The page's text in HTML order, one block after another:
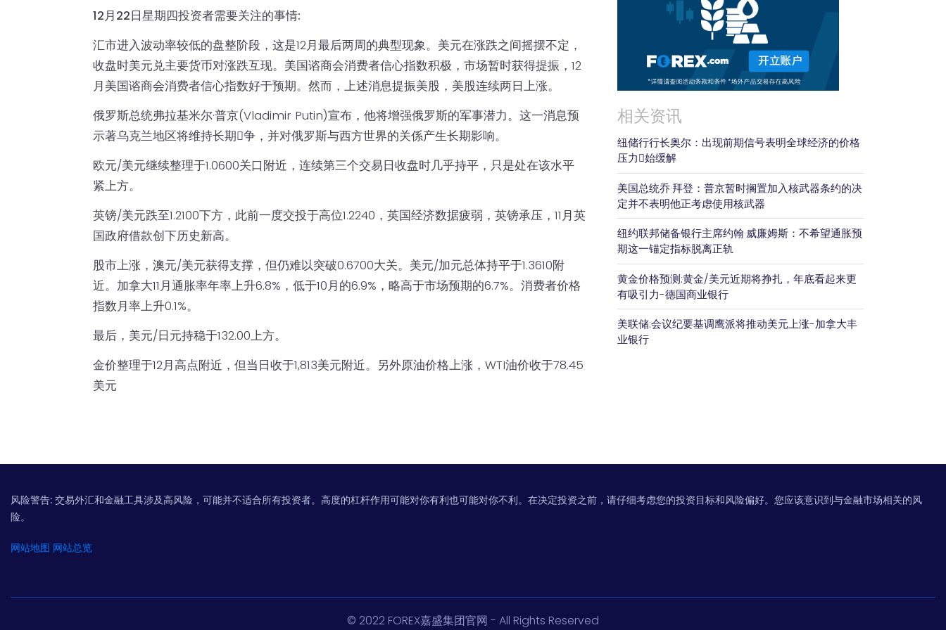
12月22日星期四投资者需要关注的事情:
汇市进入波动率较低的盘整阶段，这是12月最后两周的典型现象。美元在涨跌之间摇摆不定，
收盘时美元兑主要货币对涨跌互现。美国谘商会消费者信心指数积极，市场暂时获得提振，12
月美国谘商会消费者信心指数好于预期。然而，上述消息提振美股，美股连续两日上涨。
俄罗斯总统弗拉基米尔·普京(Vladimir Putin)宣布，他将增强俄罗斯的军事潜力。这一消息预
示著乌克兰地区将维持长期𢧐争，并对俄罗斯与西方世界的关係产生长期影响。
欧元/美元继续整理于1.0600关口附近，连续第三个交易日收盘时几乎持平，只是处在该水平
紧上方。
英镑/美元跌至1.2100下方，此前一度交投于高位1.2240，英国经济数据疲弱，英镑承压，11月英
国政府借款创下历史新高。
股市上涨，澳元/美元获得支撑，但仍难以突破0.6700大关。美元/加元总体持平于1.3610附
近。加拿大11月通胀率年率上升6.8%，低于10月的6.9%，略高于市场预期的6.7%。消费者价格
指数月率上升0.1%。
最后，美元/日元持稳于132.00上方。
金价整理于12月高点附近，但当日收于1,813美元附近。另外原油价格上涨，WTI油价收于78.45
美元
相关资讯
纽储行行长奥尔：出现前期信号表明全球经济的价格
压力𫔭始缓解
美国总统乔·拜登：普京暂时搁置加入核武器条约的决
定并不表明他正考虑使用核武器
纽约联邦储备银行主席约翰·威廉姆斯：不希望通胀预
期这一锚定指标脱离正轨
黄金价格预测:黄金/美元近期将挣扎，年底看起来更
有吸引力-德国商业银行
美联储:会议纪要基调鹰派将推动美元上涨-加拿大丰
业银行
风险警告: 交易外汇和金融工具涉及高风险，可能并不适合所有投资者。高度的杠杆作用可能对你有利也可能对你不利。在决定投资之前，请仔细考虑您的投资目标和风险偏好。您应该意识到与金融市场相关的风
险。
网站地图 网站总览
© 2022 FOREX嘉盛集团官网 - All Rights Reserved